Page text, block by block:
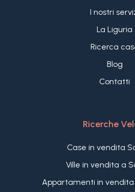
I nostri
La Liguria
Ricerca
Blog
Contatti
Ricerche
Case in vendita
Ville in vendita a
Appartamenti in